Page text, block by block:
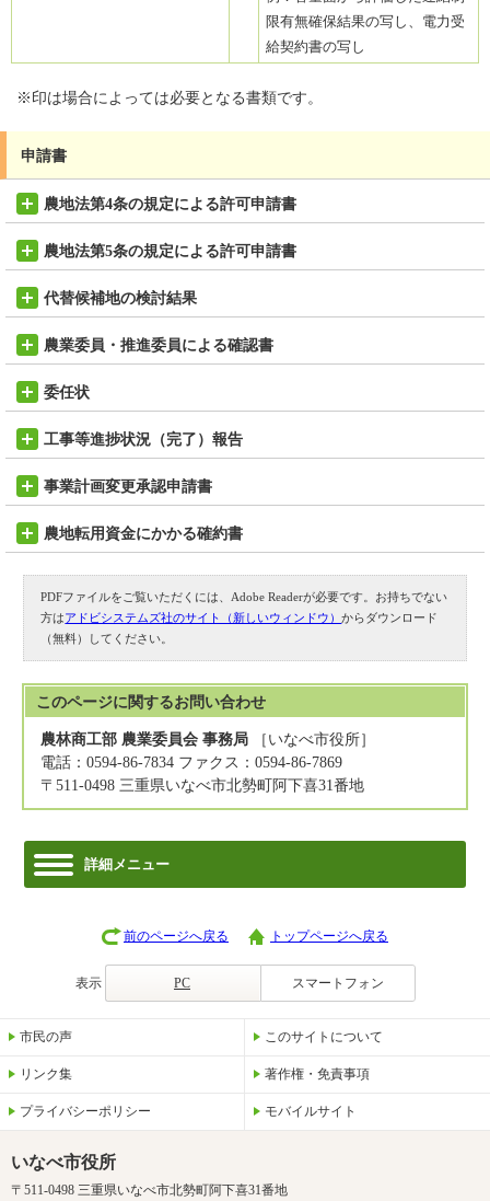
限有無確保結果の写し、電力受
給契約書の写し
※印は場合によっては必要となる書類です。
申請書
農地法第4条の規定による許可申請書
農地法第5条の規定による許可申請書
代替候補地の検討結果
農業委員・推進委員による確認書
委任状
工事等進捗状況（完了）報告
事業計画変更承認申請書
農地転用資金にかかる確約書
PDFファイルをご覧いただくには、Adobe Readerが必要です。お持ちでない
方はアドビシステムズ社のサイト（新しいウィンドウ）からダウンロード
（無料）してください。
このページに関するお問い合わせ
農林商工部 農業委員会 事務局
［いなべ市役所］
電話：0594-86-7834 ファクス：0594-86-7869
〒511-0498 三重県いなべ市北勢町阿下喜31番地
詳細メニュー
前のページへ戻る トップページへ戻る
表示 PC スマートフォン
市民の声 このサイトについて
リンク集 著作権・免責事項
プライバシーポリシー モバイルサイト
いなべ市役所
〒511-0498 三重県いなべ市北勢町阿下喜31番地